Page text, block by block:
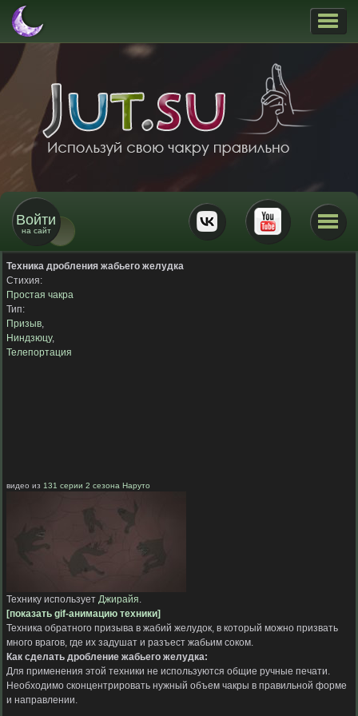
Войти
на сайт
Техника дробления жабьего желудка
Стихия:
Простая чакра
Тип:
Призыв,
Ниндзюцу,
Телепортация
видео из 131 серии 2 сезона Наруто
Технику использует Джирайя.
[показать gif-анимацию техники]
Техника обратного призыва в жабий желудок, в который можно призвать
много врагов, где их задушат и разъест жабьим соком.
Как сделать дробление жабьего желудка:
Для применения этой техники не используются общие ручные печати.
Необходимо сконцентрировать нужный объем чакры в правильной форме
и направлении.